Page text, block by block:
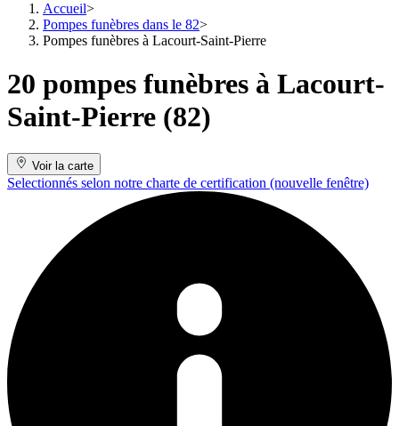
Accueil
Pompes funèbres dans le 82
Pompes funèbres à Lacourt-Saint-Pierre
20 pompes funèbres à Lacourt-
Saint-Pierre (82)
Voir la carte
Selectionnés selon notre charte de certification (nouvelle fenêtre)